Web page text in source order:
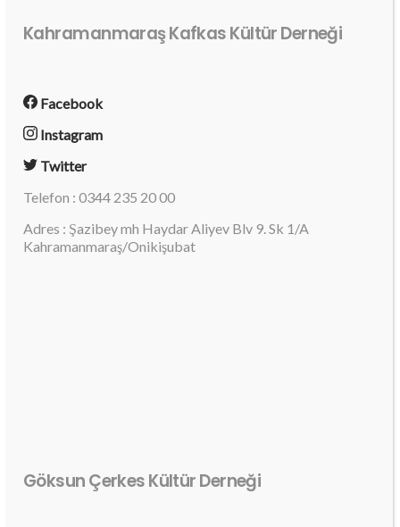
Kahramanmaraş Kafkas Kültür Derneği
Facebook
Instagram
Twitter
Telefon : 0344 235 20 00
Adres : Şazibey mh Haydar Aliyev Blv 9. Sk 1/A
Kahramanmaraş/Onikişubat
Göksun Çerkes Kültür Derneği